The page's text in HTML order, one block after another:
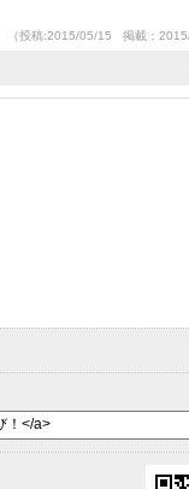
（投稿:2015/05/15 掲載：2015/